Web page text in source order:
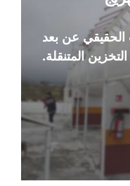
عن بعد
المتنقلة.